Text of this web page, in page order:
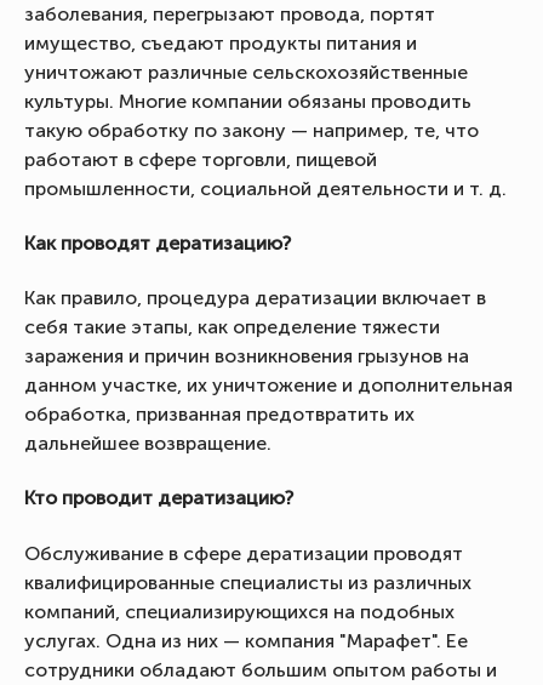
заболевания, перегрызают провода, портят
имущество, съедают продукты питания и
уничтожают различные сельскохозяйственные
культуры. Многие компании обязаны проводить
такую обработку по закону — например, те, что
работают в сфере торговли, пищевой
промышленности, социальной деятельности и т. д.
Как проводят дератизацию?
Как правило, процедура дератизации включает в
себя такие этапы, как определение тяжести
заражения и причин возникновения грызунов на
данном участке, их уничтожение и дополнительная
обработка, призванная предотвратить их
дальнейшее возвращение.
Кто проводит дератизацию?
Обслуживание в сфере дератизации проводят
квалифицированные специалисты из различных
компаний, специализирующихся на подобных
услугах. Одна из них — компания "Марафет". Ее
сотрудники обладают большим опытом работы и